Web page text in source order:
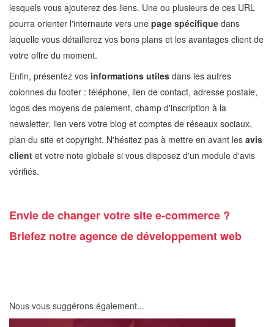
lesquels vous ajouterez des liens. Une ou plusieurs de ces URL
pourra orienter l'internaute vers une page spécifique dans
laquelle vous détaillerez vos bons plans et les avantages client de
votre offre du moment.
Enfin, présentez vos informations utiles dans les autres
colonnes du footer : téléphone, lien de contact, adresse postale,
logos des moyens de paiement, champ d'inscription à la
newsletter, lien vers votre blog et comptes de réseaux sociaux,
plan du site et copyright. N'hésitez pas à mettre en avant les avis
client et votre note globale si vous disposez d'un module d'avis
vérifiés.
Envie de changer votre site e-commerce ?
Briefez notreagence de développement web
Nous vous suggérons également...